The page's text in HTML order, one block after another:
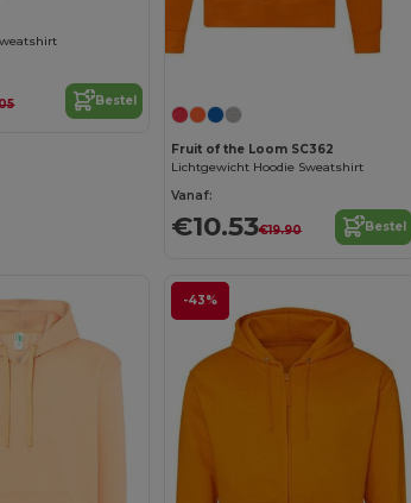
Bestel
Fruit of the Loom SC362
Lichtgewicht Hoodie Sweatshirt
Vanaf:
€10.53€19.90 Bestel
-43%